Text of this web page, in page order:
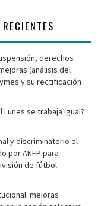
derechos
(análisis del
y su rectificación
se trabaja igual?
y discriminatorio el
por ANFP para
de fútbol
mejoras